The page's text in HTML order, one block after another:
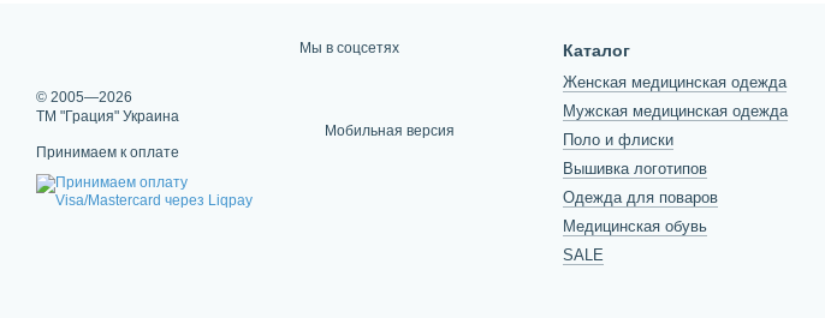
© 2005—2026
ТМ "Грация" Украина
Принимаем к оплате
Мы в соцсетях
Мобильная версия
Каталог
Женская медицинская одежда
Мужская медицинская одежда
Поло и флиски
Вышивка логотипов
Одежда для поваров
Медицинская обувь
SALE